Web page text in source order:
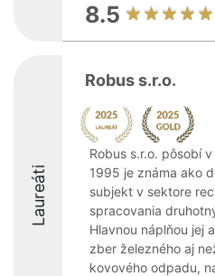
8.5
Laureáti
Robus s.r.o.
Robus s.r.o. pôsobí
1995 je známa ako
subjekt v sektore
spracovania
Hlavnou náplňou jej
zber železného aj
kovového odpadu,